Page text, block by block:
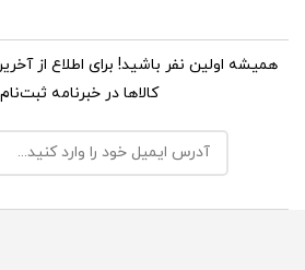
همیشه اولین نفر باشید! برای اطلاع از
کالاها در خبرنامه